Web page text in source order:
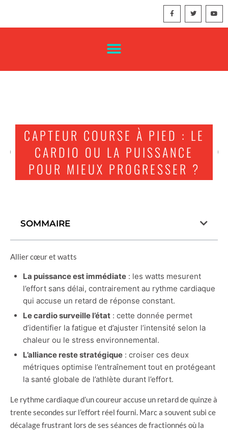
CAPTEUR COURSE À PIED : LE
CARDIO OU LA PUISSANCE
POUR MIEUX PROGRESSER ?
SOMMAIRE
Allier cœur et watts
La puissance est immédiate : les watts mesurent
l’effort sans délai, contrairement au rythme cardiaque
qui accuse un retard de réponse constant.
Le cardio surveille l’état : cette donnée permet
d’identifier la fatigue et d’ajuster l’intensité selon la
chaleur ou le stress environnemental.
L’alliance reste stratégique : croiser ces deux
métriques optimise l’entraînement tout en protégeant
la santé globale de l’athlète durant l’effort.
Le rythme cardiaque d’un coureur accuse un retard de quinze à
trente secondes sur l’effort réel fourni. Marc a souvent subi ce
décalage frustrant lors de ses séances de fractionnés où la